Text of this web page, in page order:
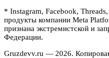
* Instagram, Facebook,
продукты компании Meta
признана экстремистской и
Федерации.
Gruzdevv.ru — 2026.